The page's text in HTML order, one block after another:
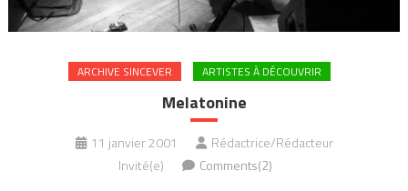
ARCHIVE SINCEVER ARTISTES À DÉCOUVRIR
Melatonine
11 janvier 2001
Rédactrice/Rédacteur
Invité(e)
Comments(2)